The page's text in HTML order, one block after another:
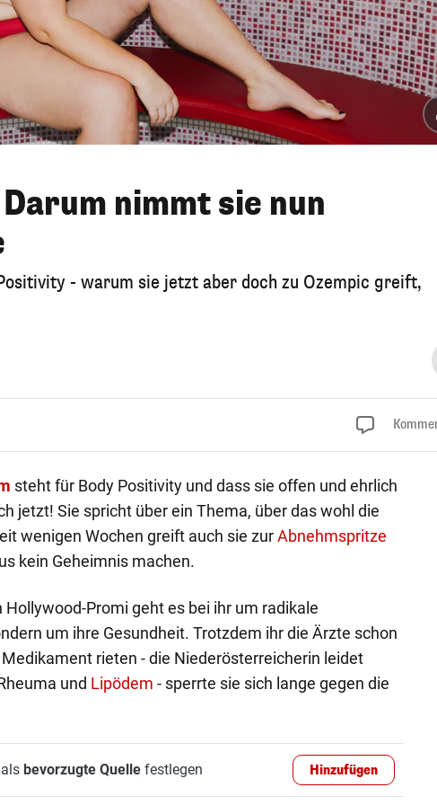
nimmt sie nun
- warum sie jetzt aber doch zu Ozempic greift,
steht für Body Positivity und dass sie offen und ehrlich
jetzt! Sie spricht über ein Thema, über das wohl die
wenigen Wochen greift auch sie zurAbnehmspritze
kein Geheimnis machen.
Hollywood-Promi geht es bei ihr um radikale
um ihre Gesundheit. Trotzdem ihr die Ärzte schon
rieten - die Niederösterreicherin leidet
und Lipödem - sperrte sie sich lange gegen die
bevorzugte Quellefestlegen Hinzufügen